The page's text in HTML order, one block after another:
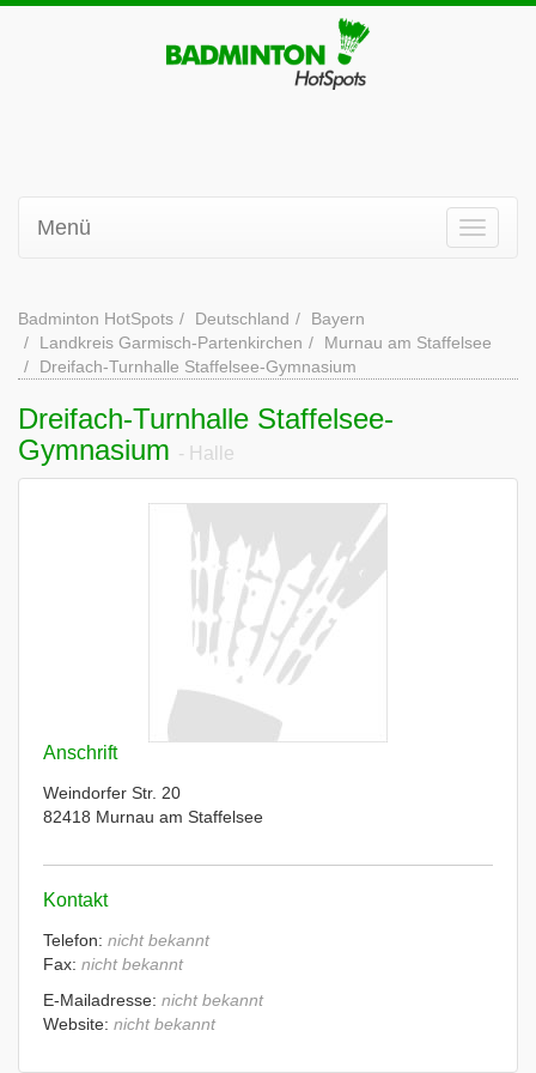
Menü
Badminton HotSpots Deutschland
Bayern
Landkreis Garmisch-Partenkirchen
Murnau am Staffelsee
Dreifach-Turnhalle Staffelsee-Gymnasium
Dreifach-Turnhalle Staffelsee-
Gymnasium - Halle
Anschrift
Weindorfer Str. 20
82418 Murnau am Staffelsee
Kontakt
Telefon: nicht bekannt
Fax: nicht bekannt
E-Mailadresse: nicht bekannt
Website: nicht bekannt